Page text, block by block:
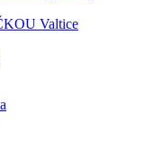
Valtice